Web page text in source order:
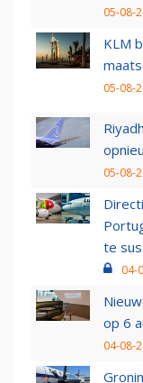
05-08-
KLM
05-08-
05-08-
te
04-
op 6
04-08-